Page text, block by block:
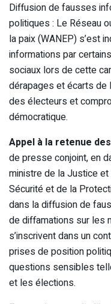
Diffusion de fausses
politiques : Le Réseau
la paix (WANEP) s’est
informations par
sociaux lors de cette
dérapages et écarts de
des électeurs et
démocratique.
Appel à la retenue
de presse conjoint, en
ministre de la Justice
Sécurité et de la
dans la diffusion de
de diffamations sur les
s’inscrivent dans un
prises de position
questions sensibles
et les élections.